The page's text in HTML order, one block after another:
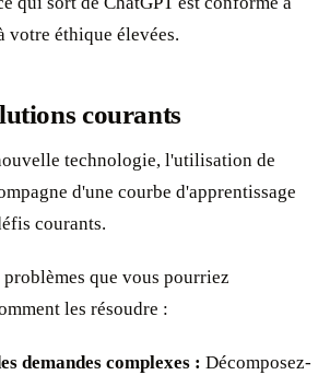
votre éthique élevées.
courants
technologie, l'utilisation de
d'une courbe d'apprentissage
courants.
que vous pourriez
les résoudre :
demandes complexes : Décomposez-